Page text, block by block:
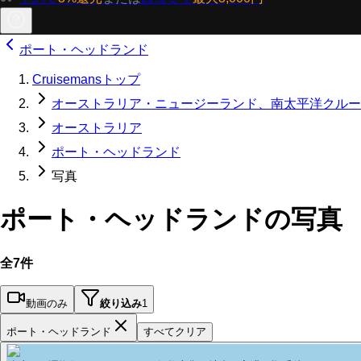
ポート・ヘッドランド
Cruisemansトップ
オーストラリア・ニュージーランド、南太平洋クル
オーストラリア
ポート・ヘッドランド
写真
ポート・ヘッドランドの写真
全7件
動画のみ 絞り込み1
ポート・ヘッドランド すべてクリア